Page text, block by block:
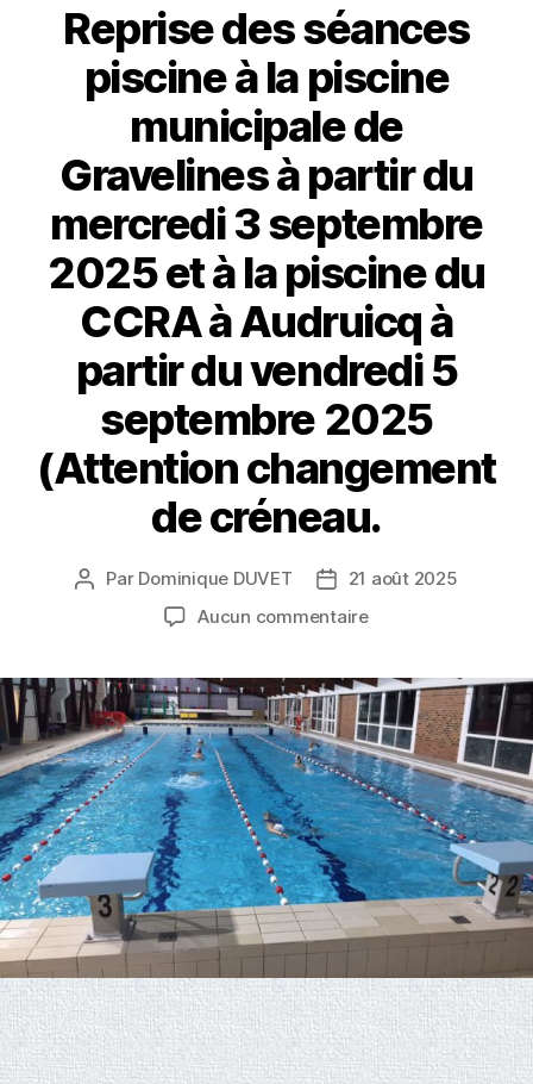
Reprise des séances
piscine à la piscine
municipale de
Gravelines à partir du
mercredi 3 septembre
2025 et à la piscine du
CCRA à Audruicq à
partir du vendredi 5
septembre 2025
(Attention changement
de créneau.
Par Dominique DUVET
21 août 2025
Aucun commentaire